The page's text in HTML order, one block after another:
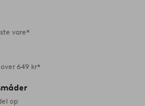
vare*
649 kr*
op